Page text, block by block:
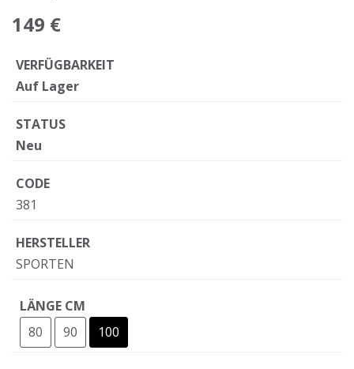
149 €
VERFÜGBARKEIT
Auf Lager
STATUS
Neu
CODE
381
HERSTELLER
SPORTEN
LÄNGE CM
80
90 100